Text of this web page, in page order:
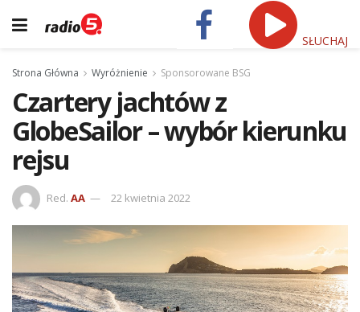
SŁUCHAJ
Strona Główna Wyróżnienie Sponsorowane BSG
Czartery jachtów z
GlobeSailor – wybór kierunku
rejsu
Red. AA 22 kwietnia 2022